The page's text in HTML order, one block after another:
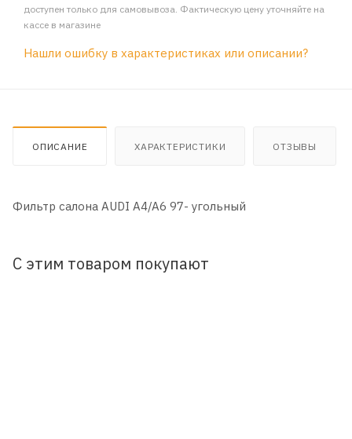
доступен только для самовывоза. Фактическую цену уточняйте на
кассе в магазине
Нашли ошибку в характеристиках или описании?
ОПИСАНИЕ ХАРАКТЕРИСТИКИ ОТЗЫВЫ
Фильтр салона AUDI A4/A6 97- угольный
С этим товаром покупают